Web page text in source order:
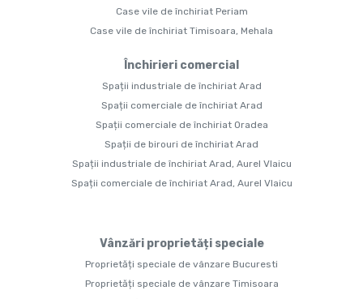
Case vile de închiriat Periam
Case vile de închiriat Timisoara, Mehala
Închirieri comercial
Spații industriale de închiriat Arad
Spații comerciale de închiriat Arad
Spații comerciale de închiriat Oradea
Spații de birouri de închiriat Arad
Spații industriale de închiriat Arad, Aurel Vlaicu
Spații comerciale de închiriat Arad, Aurel Vlaicu
Vânzări proprietăți speciale
Proprietăți speciale de vânzare Bucuresti
Proprietăți speciale de vânzare Timisoara